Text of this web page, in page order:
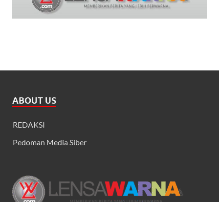
ABOUT US
REDAKSI
Pedoman Media Siber